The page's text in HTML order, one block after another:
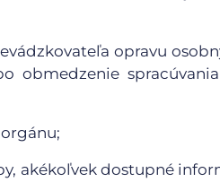
opravu
obmedzenie
akékoľvek dostupné